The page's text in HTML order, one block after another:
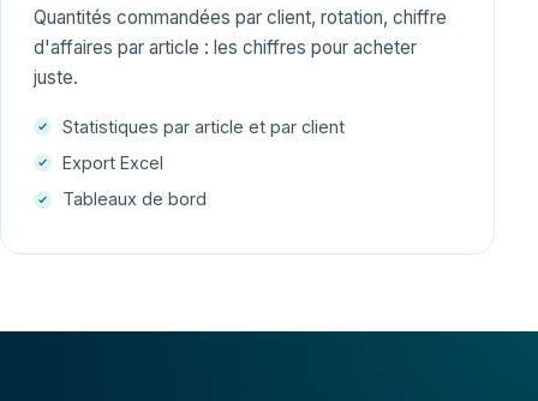
Quantités commandées par client, rotation, chiffre
d'affaires par article : les chiffres pour acheter
juste.
Statistiques par article et par client
Export Excel
Tableaux de bord